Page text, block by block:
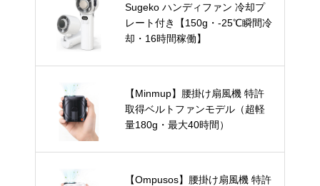
Sugeko ハンディファン 冷却プ
レート付き【150g・-25℃瞬間冷
却・16時間稼働】
【Minmup】腰掛け扇風機 特許
取得ベルトファンモデル（超軽
量180g・最大40時間）
【Ompusos】腰掛け扇風機 特許